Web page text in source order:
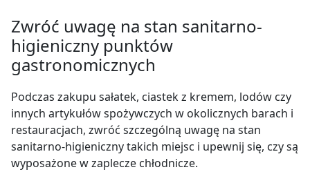
Zwróć uwagę na stan sanitarno-
higieniczny punktów
gastronomicznych
Podczas zakupu sałatek, ciastek z kremem, lodów czy
innych artykułów spożywczych w okolicznych barach i
restauracjach, zwróć szczególną uwagę na stan
sanitarno-higieniczny takich miejsc i upewnij się, czy są
wyposażone w zaplecze chłodnicze.